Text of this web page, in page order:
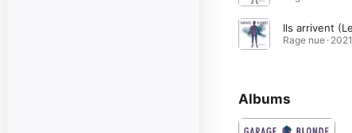
Rage nue · 2021
Albums